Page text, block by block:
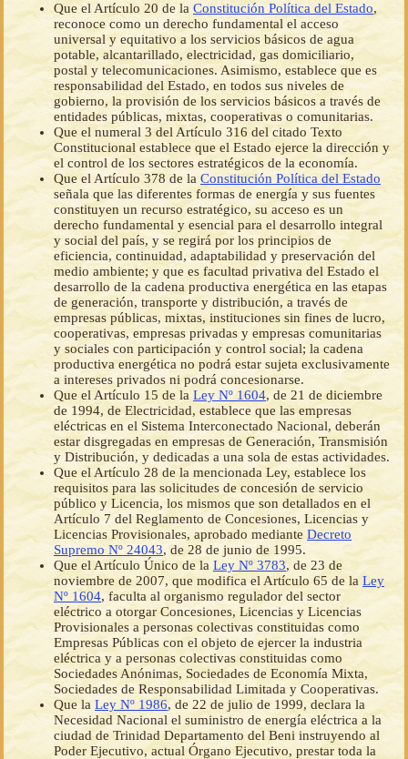
Que el Artículo 20 de la Constitución Política del Estado,
reconoce como un derecho fundamental el acceso
universal y equitativo a los servicios básicos de agua
potable, alcantarillado, electricidad, gas domiciliario,
postal y telecomunicaciones. Asimismo, establece que es
responsabilidad del Estado, en todos sus niveles de
gobierno, la provisión de los servicios básicos a través de
entidades públicas, mixtas, cooperativas o comunitarias.
Que el numeral 3 del Artículo 316 del citado Texto
Constitucional establece que el Estado ejerce la dirección y
el control de los sectores estratégicos de la economía.
Que el Artículo 378 de la Constitución Política del Estado
señala que las diferentes formas de energía y sus fuentes
constituyen un recurso estratégico, su acceso es un
derecho fundamental y esencial para el desarrollo integral
y social del país, y se regirá por los principios de
eficiencia, continuidad, adaptabilidad y preservación del
medio ambiente; y que es facultad privativa del Estado el
desarrollo de la cadena productiva energética en las etapas
de generación, transporte y distribución, a través de
empresas públicas, mixtas, instituciones sin fines de lucro,
cooperativas, empresas privadas y empresas comunitarias
y sociales con participación y control social; la cadena
productiva energética no podrá estar sujeta exclusivamente
a intereses privados ni podrá concesionarse.
Que el Artículo 15 de la Ley Nº 1604, de 21 de diciembre
de 1994, de Electricidad, establece que las empresas
eléctricas en el Sistema Interconectado Nacional, deberán
estar disgregadas en empresas de Generación, Transmisión
y Distribución, y dedicadas a una sola de estas actividades.
Que el Artículo 28 de la mencionada Ley, establece los
requisitos para las solicitudes de concesión de servicio
público y Licencia, los mismos que son detallados en el
Artículo 7 del Reglamento de Concesiones, Licencias y
Licencias Provisionales, aprobado mediante Decreto
Supremo Nº 24043, de 28 de junio de 1995.
Que el Artículo Único de la Ley Nº 3783, de 23 de
noviembre de 2007, que modifica el Artículo 65 de la Ley
Nº 1604, faculta al organismo regulador del sector
eléctrico a otorgar Concesiones, Licencias y Licencias
Provisionales a personas colectivas constituidas como
Empresas Públicas con el objeto de ejercer la industria
eléctrica y a personas colectivas constituidas como
Sociedades Anónimas, Sociedades de Economía Mixta,
Sociedades de Responsabilidad Limitada y Cooperativas.
Que la Ley Nº 1986, de 22 de julio de 1999, declara la
Necesidad Nacional el suministro de energía eléctrica a la
ciudad de Trinidad Departamento del Beni instruyendo al
Poder Ejecutivo, actual Órgano Ejecutivo, prestar toda la